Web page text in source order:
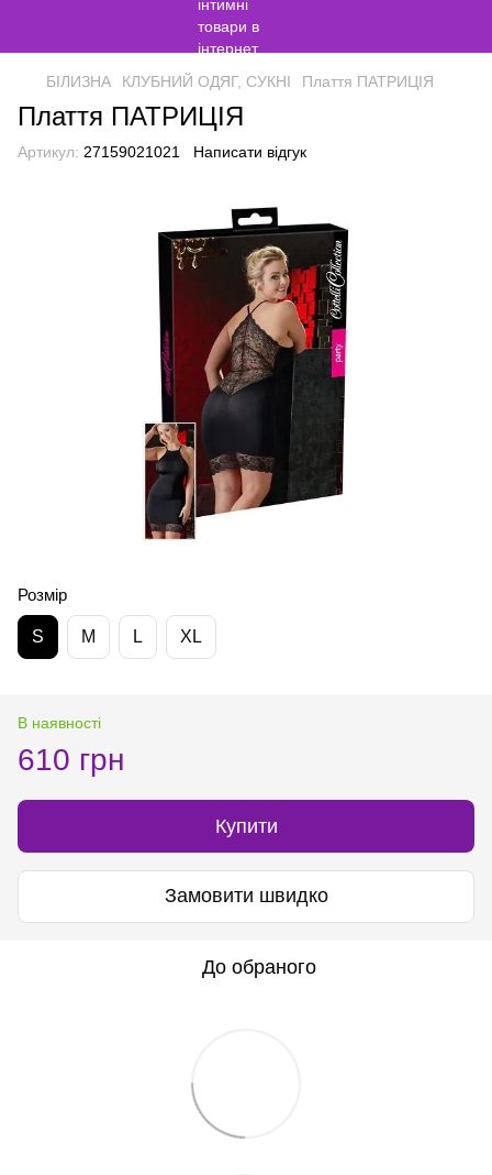
БІЛИЗНА КЛУБНИЙ ОДЯГ, СУКНІ Плаття ПАТРИЦІЯ
Плаття ПАТРИЦІЯ
Артикул: 27159021021 Написати відгук
Розмір
S M L XL
В наявності
610 грн
Купити
Замовити швидко
До обраного